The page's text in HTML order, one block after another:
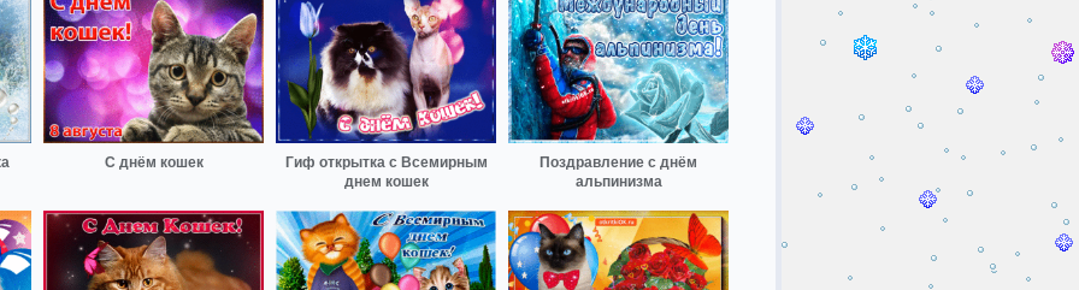
С днём кошек
Гиф открытка с Всемирным
днем кошек
Поздравление с днём
альпинизма